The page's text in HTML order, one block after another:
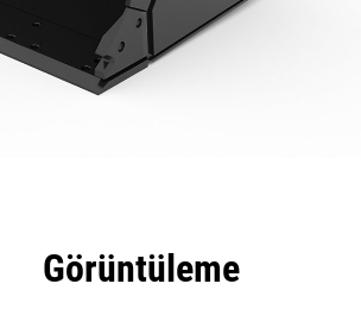
Görüntüleme